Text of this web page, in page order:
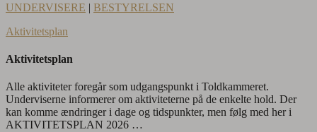
UNDERVISERE | BESTYRELSEN
Aktivitetsplan
Aktivitetsplan
Alle aktiviteter foregår som udgangspunkt i Toldkammeret.
Underviserne informerer om aktiviteterne på de enkelte hold. Der
kan komme ændringer i dage og tidspunkter, men følg med her i
AKTIVITETSPLAN 2026 …